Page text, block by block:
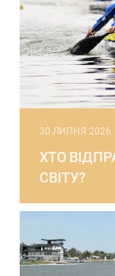
30 ЛИПНЯ 2026
ХТО
СВІТУ?